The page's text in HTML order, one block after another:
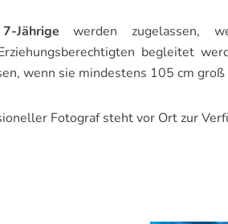
Jährige werden zugelassen,
begleitet
wenn sie mindestens 105 cm groß
Fotograf steht vor Ort zur